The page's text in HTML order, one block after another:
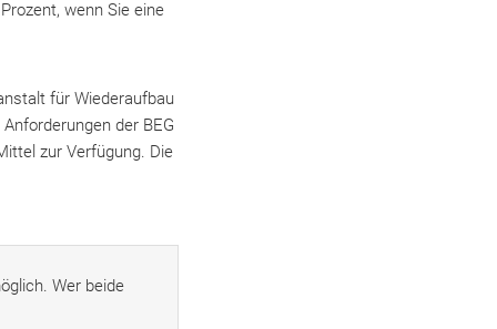
wenn Sie eine
für Wiederaufbau
der BEG
zur Verfügung. Die
Wer beide